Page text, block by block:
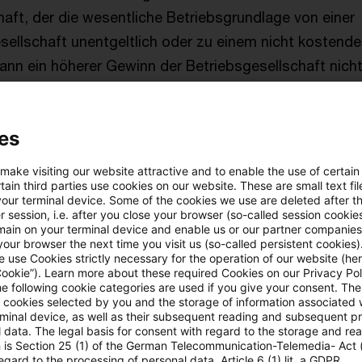
der die wesentliche Betriebsgrundlage von einer
unentgeltlich oder zu einem nicht
ein höherer Gewinn der Betriebsgesellschaft
Einkünfte führen zu Abfärbung auf
Überlassung an die B&S GmbH habe die
Einkünfte aus gewerblicher Tätigkeit
übrigen Einkünfte der Klägerin - nach der für
des § 15 Abs. 3 Nr. 1
Klägerin hatte für die Überlassung der
erhalten. Durch die Überlassung sind ihr lediglich
zu negativen --im Fall des Bestehens einer
visiting our website attractive and to enable the use of
third parties use cookies on our website. These are small text
terminal device. Some of the cookies we use are deleted after
session, i.e. after you close your browser (so-called session
on your terminal device and enable us or our partner
browser the next time you visit us (so-called persistent
use Cookies strictly necessary for the operation of our website
Learn more about these required Cookies on our Privacy
following cookie categories are used if you give your consent.
cookies selected by you and the storage of information associated
device, as well as their subsequent reading and subsequent
data. The legal basis for consent with regard to the storage and
is Section 25 (1) of the German Telecommunication-Telemedia- Act